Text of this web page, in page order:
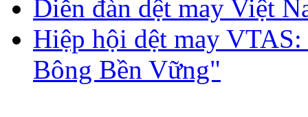
Diễn đàn dệt may Việt
Hiệp hội dệt may
Bông Bền Vững"